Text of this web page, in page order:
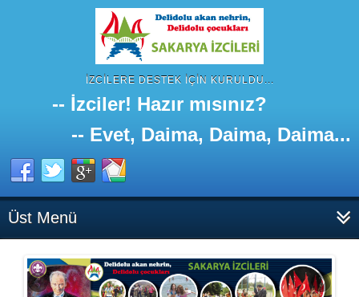
İZCILERE DESTEK IÇIN KURULDU...
-- İzciler! Hazır mısınız?
-- Evet, Daima, Daima, Daima...
Üst Menü